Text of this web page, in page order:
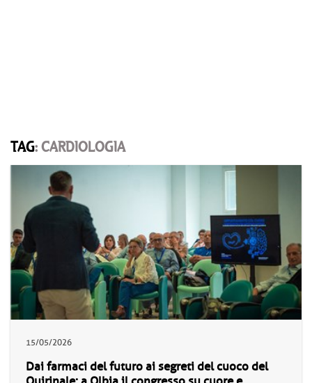
TAG: CARDIOLOGIA
15/05/2026
Dai farmaci del futuro ai segreti del cuoco del